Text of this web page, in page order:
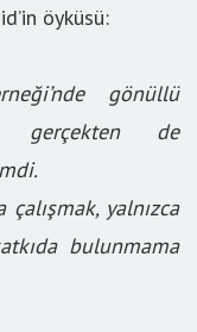
öyküsü:
gönüllü
gerçekten de
yalnızca
bulunmama